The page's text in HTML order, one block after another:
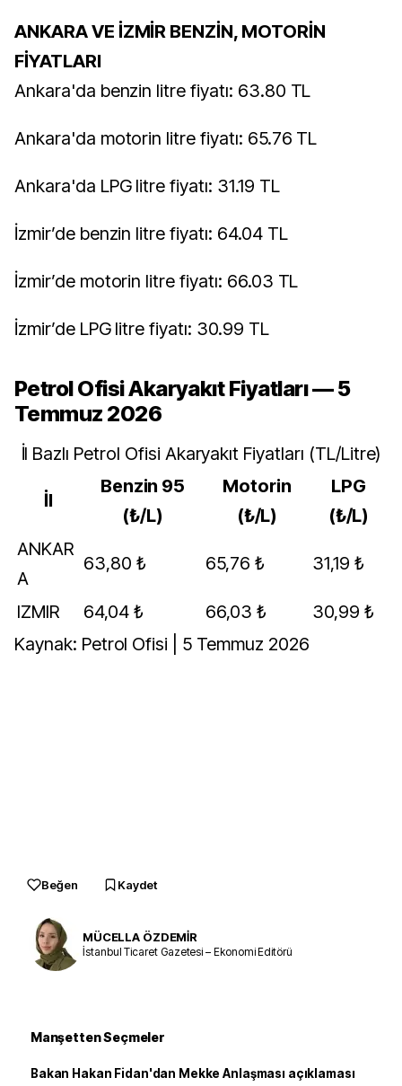
ANKARA VE İZMİR BENZİN, MOTORİN
FİYATLARI
Ankara'da benzin litre fiyatı: 63.80 TL
Ankara'da motorin litre fiyatı: 65.76 TL
Ankara'da LPG litre fiyatı: 31.19 TL
İzmir’de benzin litre fiyatı: 64.04 TL
İzmir’de motorin litre fiyatı: 66.03 TL
İzmir’de LPG litre fiyatı: 30.99 TL
Petrol Ofisi Akaryakıt Fiyatları — 5
Temmuz 2026
İl Bazlı Petrol Ofisi Akaryakıt Fiyatları (TL/Litre)
İl
Benzin 95
(₺/L)
Motorin
(₺/L)
LPG
(₺/L)
ANKAR
A
63,80 ₺ 65,76 ₺ 31,19 ₺
IZMIR 64,04 ₺ 66,03 ₺
30,99 ₺
Kaynak: Petrol Ofisi | 5 Temmuz 2026
Beğen Kaydet
MÜCELLA ÖZDEMİR
İstanbul Ticaret Gazetesi – Ekonomi Editörü
Manşetten Seçmeler
Bakan Hakan Fidan'dan Mekke Anlaşması açıklaması